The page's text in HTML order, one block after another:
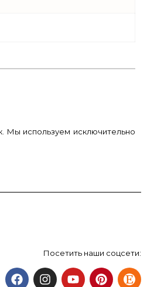
Мы используем исключительно
Посетить наши соцсети: